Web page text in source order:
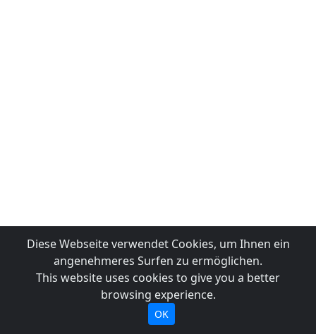
Diese Webseite verwendet Cookies, um Ihnen ein
angenehmeres Surfen zu ermöglichen.
This website uses cookies to give you a better
browsing experience.
OK